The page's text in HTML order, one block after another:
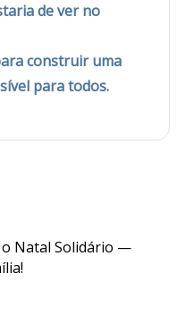
de ver no
construir uma
para todos.
o Natal Solidário —